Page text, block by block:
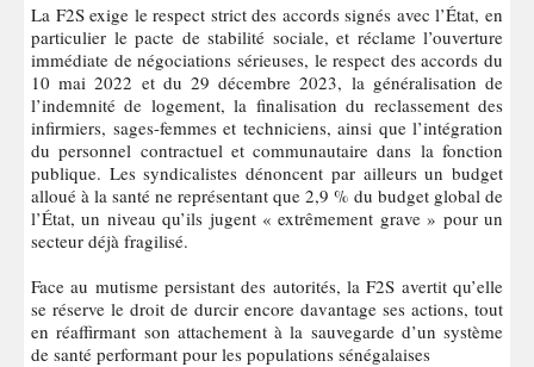
La F2S exige le respect strict des accords signés avec l’État, en
particulier le pacte de stabilité sociale, et réclame l’ouverture
immédiate de négociations sérieuses, le respect des accords du
10 mai 2022 et du 29 décembre 2023, la généralisation de
l’indemnité de logement, la finalisation du reclassement des
infirmiers, sages-femmes et techniciens, ainsi que l’intégration
du personnel contractuel et communautaire dans la fonction
publique. Les syndicalistes dénoncent par ailleurs un budget
alloué à la santé ne représentant que 2,9 % du budget global de
l’État, un niveau qu’ils jugent « extrêmement grave » pour un
secteur déjà fragilisé.
Face au mutisme persistant des autorités, la F2S avertit qu’elle
se réserve le droit de durcir encore davantage ses actions, tout
en réaffirmant son attachement à la sauvegarde d’un système
de santé performant pour les populations sénégalaises